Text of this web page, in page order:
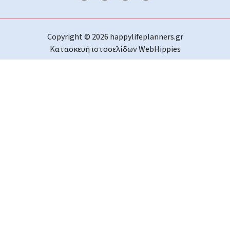
Copyright © 2026 happylifeplanners.gr
Κατασκευή ιστοσελίδωνWebHippies